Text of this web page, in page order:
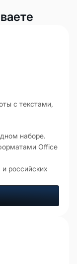
с текстами,
наборе.
Office
российских